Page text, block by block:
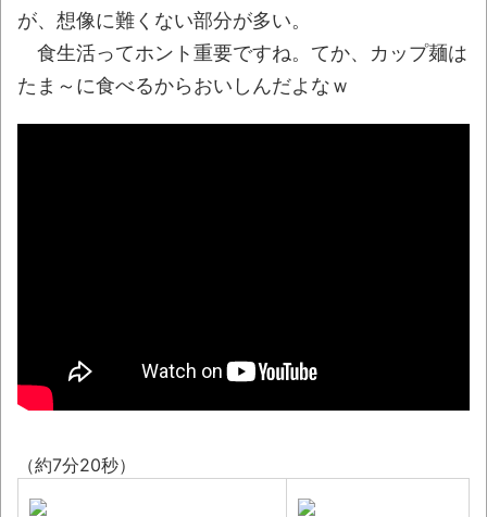
翻訳によると「怒った子どもが我慢に我慢
して放った究極の技 これだけは使いたくなか
ったのに・・・」とのこと。
NEW!
わずか３センチ！ 極小カブトムシ発見
話題のセクシーホラー『スパンキング除
霊師』人妻霊の服が消えるバグが発生「丸裸に
が、想像に難くない部分が多い。
食生活ってホント重要ですね。てか、カップ麺は
たま～に食べるからおいしんだよなｗ
（約7分20秒）